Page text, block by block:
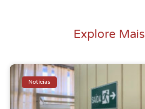
Explore Mais
Notícias